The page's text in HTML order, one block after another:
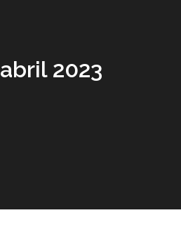
abril 2023